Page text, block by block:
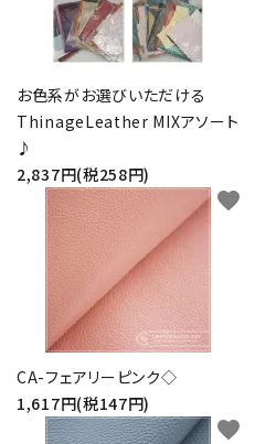
お色系がお選びいただける
ThinageLeather MIXアソート
♪
2,837円(税258円)
CA-フェアリーピンク◇
1,617円(税147円)
favorite
favorite